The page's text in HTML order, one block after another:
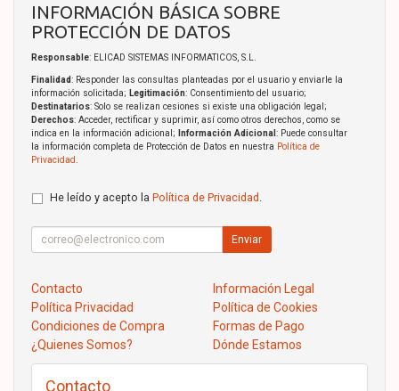
INFORMACIÓN BÁSICA SOBRE
PROTECCIÓN DE DATOS
Responsable: ELICAD SISTEMAS INFORMATICOS, S.L.
Finalidad: Responder las consultas planteadas por el usuario y enviarle la
información solicitada; Legitimación: Consentimiento del usuario;
Destinatarios: Solo se realizan cesiones si existe una obligación legal;
Derechos: Acceder, rectificar y suprimir, así como otros derechos, como se
indica en la información adicional;
Información Adicional : Puede consultar
la información completa de Protección de Datos en nuestra Política de
Privacidad
He leído y acepto la Política de Privacidad
Enviar
Contacto
Información Legal
Política Privacidad
Política de Cookies
Condiciones de Compra
Formas de Pago
¿Quienes Somos?
Dónde Estamos
Contacto